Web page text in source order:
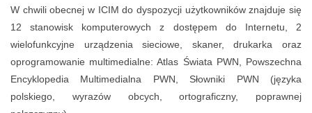
W chwili obecnej w ICIM do dyspozycji użytkowników znajduje się
12 stanowisk komputerowych z dostępem do Internetu, 2
wielofunkcyjne urządzenia sieciowe, skaner, drukarka oraz
oprogramowanie multimedialne: Atlas Świata PWN, Powszechna
Encyklopedia Multimedialna PWN, Słowniki PWN (języka
polskiego, wyrazów obcych, ortograficzny, poprawnej